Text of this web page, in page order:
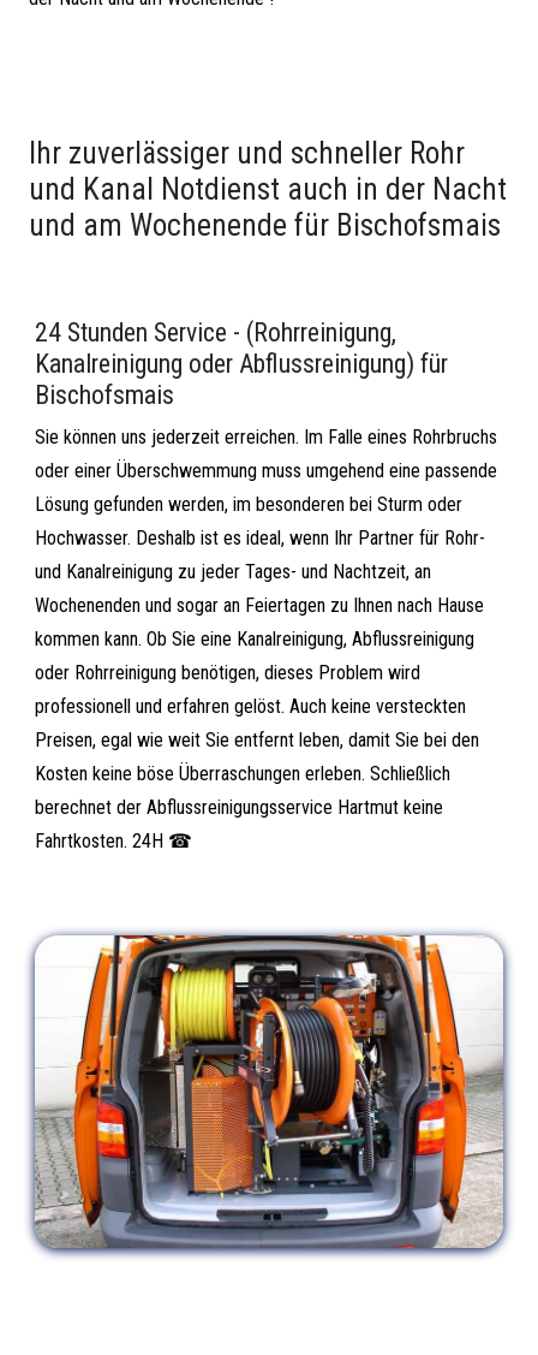
Ihr zuverlässiger und schneller Rohr
und Kanal Notdienst auch in der Nacht
und am Wochenende für Bischofsmais
24 Stunden Service - (Rohrreinigung,
Kanalreinigung oder Abflussreinigung) für
Bischofsmais
Sie können uns jederzeit erreichen. Im Falle eines Rohrbruchs
oder einer Überschwemmung muss umgehend eine passende
Lösung gefunden werden, im besonderen bei Sturm oder
Hochwasser. Deshalb ist es ideal, wenn Ihr Partner für Rohr-
und Kanalreinigung zu jeder Tages- und Nachtzeit, an
Wochenenden und sogar an Feiertagen zu Ihnen nach Hause
kommen kann. Ob Sie eine Kanalreinigung, Abflussreinigung
oder Rohrreinigung benötigen, dieses Problem wird
professionell und erfahren gelöst. Auch keine versteckten
Preisen, egal wie weit Sie entfernt leben, damit Sie bei den
Kosten keine böse Überraschungen erleben. Schließlich
berechnet der Abflussreinigungsservice Hartmut keine
Fahrtkosten. 24H ☎